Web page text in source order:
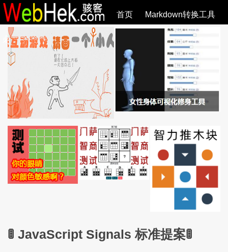
首页 Markdown转换工具
必观作品 SVG教程 SVG手册 全部文章
🚦 JavaScript Signals 标准提案🚦